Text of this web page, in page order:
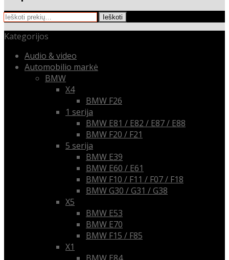
Ieškoti: Ieškoti
Kategorijos
Audio & video
Automobilio markė
BMW
X4
BMW F26
1 serija
BMW E81 / E82 / E87 / E88
BMW F20 / F21
5 serija
BMW E39
BMW E60 / E61
BMW F10 / F11 / F07 / F18
BMW G30 / G31 / G38
X5
BMW E53
BMW E70
BMW F15 / F85
X1